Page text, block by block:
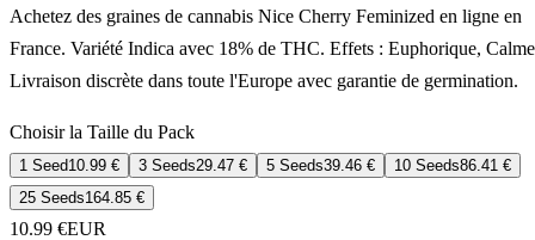
Achetez des graines de cannabis Nice Cherry Feminized en ligne en
France. Variété Indica avec 18% de THC. Effets : Euphorique,
Livraison discrète dans toute l'Europe avec garantie de germination.
Choisir la Taille du Pack
1 Seed10.99 € 3 Seeds29.47 € 5 Seeds39.46 € 10 Seeds86.41 €
25 Seeds164.85 €
10.99 €EUR